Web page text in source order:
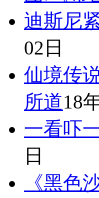
迪斯尼
02日
仙境传
所道18
一看吓
日
《黑色